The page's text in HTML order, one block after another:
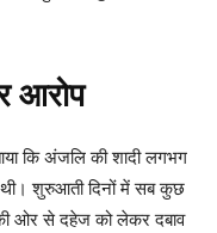
आरोप
कि अंजलि की शादी लगभग
शुरुआती दिनों में सब कुछ
ओर से दहेज को लेकर दबाव